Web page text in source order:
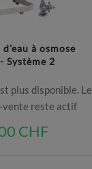
à osmose
Système 2
plus disponible. Le
vente reste actif
CHF